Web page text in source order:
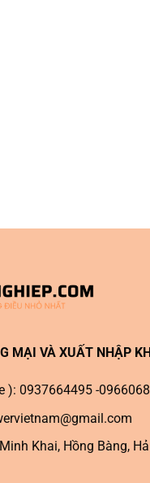
MẠI VÀ XUẤT NHẬP
): 0937664495 -
Khai, Hồng Bàng,